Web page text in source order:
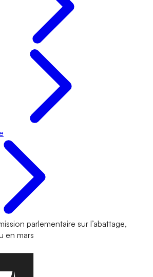
parlementaire sur l’abattage,
en mars